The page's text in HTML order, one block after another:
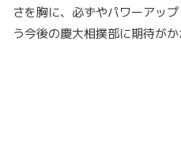
さを胸に、必ずやパワーアッ
う今後の慶大相撲部に期待がか